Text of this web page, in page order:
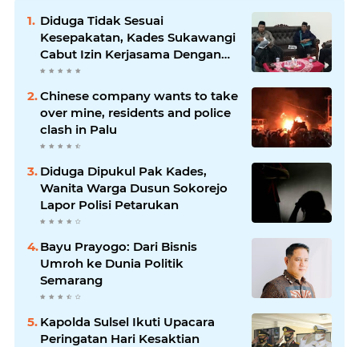
Diduga Tidak Sesuai
Kesepakatan, Kades Sukawangi
Cabut Izin Kerjasama Dengan
PT XL Axiata Tbk/Link Net
Chinese company wants to take
over mine, residents and police
clash in Palu
Diduga Dipukul Pak Kades,
Wanita Warga Dusun Sokorejo
Lapor Polisi Petarukan
Bayu Prayogo: Dari Bisnis
Umroh ke Dunia Politik
Semarang
Kapolda Sulsel Ikuti Upacara
Peringatan Hari Kesaktian